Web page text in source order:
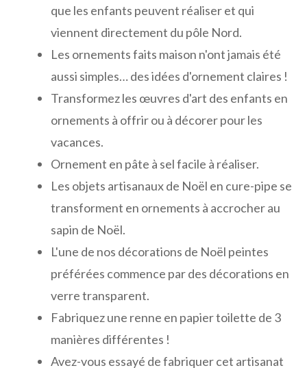
que les enfants peuvent réaliser et qui
viennent directement du pôle Nord.
Les ornements faits maison n'ont jamais été
aussi simples… des idées d'ornement claires !
Transformez les œuvres d'art des enfants en
ornements à offrir ou à décorer pour les
vacances.
Ornement en pâte à sel facile à réaliser.
Les objets artisanaux de Noël en cure-pipe se
transforment en ornements à accrocher au
sapin de Noël.
L'une de nos décorations de Noël peintes
préférées commence par des décorations en
verre transparent.
Fabriquez une renne en papier toilette de 3
manières différentes !
Avez-vous essayé de fabriquer cet artisanat